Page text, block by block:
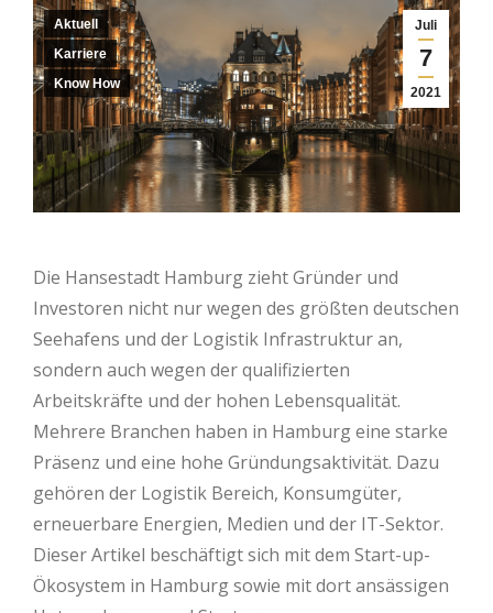
Juli
7
2021
Aktuell
Karriere
Know How
Die Hansestadt Hamburg zieht Gründer und
Investoren nicht nur wegen des größten deutschen
Seehafens und der Logistik Infrastruktur an,
sondern auch wegen der qualifizierten
Arbeitskräfte und der hohen Lebensqualität.
Mehrere Branchen haben in Hamburg eine starke
Präsenz und eine hohe Gründungsaktivität. Dazu
gehören der Logistik Bereich, Konsumgüter,
erneuerbare Energien, Medien und der IT-Sektor.
Dieser Artikel beschäftigt sich mit dem Start-up-
Ökosystem in Hamburg sowie mit dort ansässigen